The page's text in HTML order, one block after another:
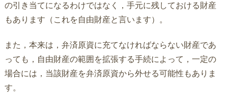
の引き当てになるわけではなく，手元に残しておける財産
もあります（これを自由財産と言います）。
また，本来は，弁済原資に充てなければならない財産であ
っても，自由財産の範囲を拡張する手続によって，一定の
場合には，当該財産を弁済原資から外せる可能性もありま
す。